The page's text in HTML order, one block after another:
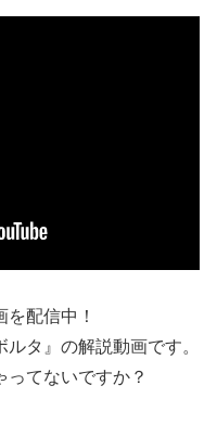
配信中！
タ』の解説動画です。
ってないですか？